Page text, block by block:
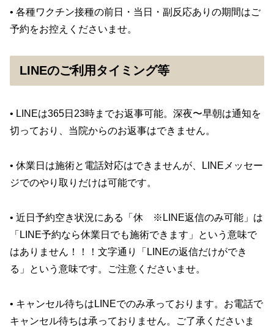
• 各種ワクチン接種の前日・当日・副反応ありの期間はご
予約をお控えくださいませ。
LINEのご利用タイミング等
• LINEは365日23時までお返事可能。深夜〜早朝は通知を
切っており、当院からのお返事はできません。
• 休業日は施術と電話対応はできませんが、LINEメッセー
ジでのやり取りだけは可能です。
• 近日予約空き状況にある「休 ※LINE返信のみ可能」は
「LINE予約なら休業日でも施術できます」という意味で
はありません！！！文字通り「LINEの返信だけができ
る」という意味です。ご注意くださいませ。
• キャンセル待ちはLINEでのみ承っております。お電話で
キャンセル待ちは承っておりません。ご了承くださいま